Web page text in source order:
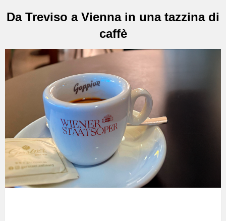
Da Treviso a Vienna in una tazzina di
caffè